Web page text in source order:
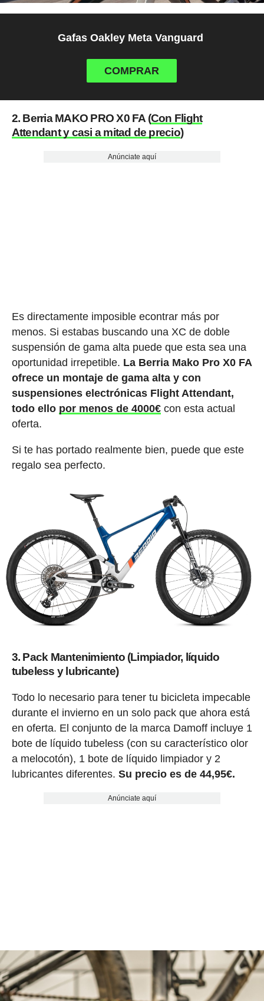
Gafas Oakley Meta Vanguard
COMPRAR
2. Berria MAKO PRO X0 FA (Con Flight
Attendant y casi a mitad de precio)
Anúnciate aquí
Es directamente imposible econtrar más por
menos. Si estabas buscando una XC de doble
suspensión de gama alta puede que esta sea una
oportunidad irrepetible. La Berria Mako Pro X0 FA
ofrece un montaje de gama alta y con
suspensiones electrónicas Flight Attendant,
todo ello por menos de 4000€ con esta actual
oferta.
Si te has portado realmente bien, puede que este
regalo sea perfecto.
3. Pack Mantenimiento (Limpiador, líquido
tubeless y lubricante)
Todo lo necesario para tener tu bicicleta impecable
durante el invierno en un solo pack que ahora está
en oferta. El conjunto de la marca Damoff incluye 1
bote de líquido tubeless (con su característico olor
a melocotón), 1 bote de líquido limpiador y 2
lubricantes diferentes. Su precio es de 44,95€.
Anúnciate aquí